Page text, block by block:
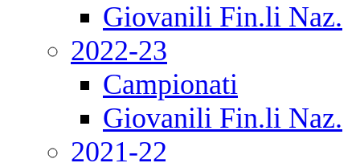
Giovanili Fin.li Naz.
2022-23
Campionati
Giovanili Fin.li Naz.
2021-22